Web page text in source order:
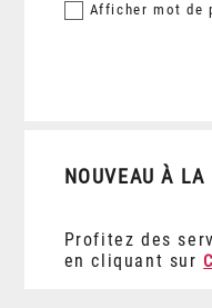
Afficher mot de
NOUVEAU À LA
Profitez des
en cliquant sur